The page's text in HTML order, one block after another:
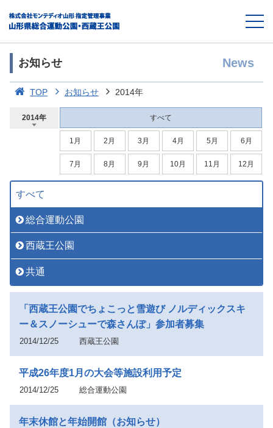
お知らせ News
TOP お知らせ 2014年
2014年 すべて
1月 2月 3月 4月 5月 6月
7月 8月 9月 10月 11月 12月
すべて
総合運動公園
西蔵王公園
共通
2014/12/25 西蔵王公園
「西蔵王公園でちょこっと雪遊び ノルディックスキ
ー＆スノーシューで森さんぽ」参加者募集
2014/12/25 総合運動公園
平成26年度1月の大会等施設利用予定
年末休館と年始開館（お知らせ）